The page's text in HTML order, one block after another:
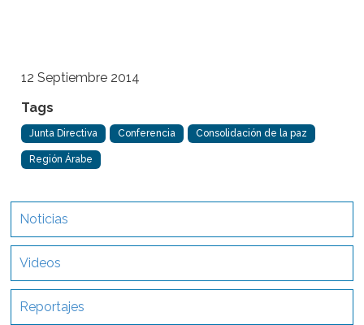
12 Septiembre 2014
Tags
Junta Directiva Conferencia Consolidación de la paz
Región Árabe
Noticias
Videos
Reportajes